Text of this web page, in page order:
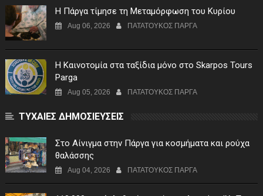
Η Πάργα τίμησε τη Μεταμόρφωση του Κυρίου
Aug 06, 2026 ΠΑΤΑΤΟΥΚΟΣ ΠΑΡΓΑ
Η Καινοτομία στα ταξίδια μόνο στο Skarpos Tours
Parga
Aug 05, 2026 ΠΑΤΑΤΟΥΚΟΣ ΠΑΡΓΑ
ΤΥΧΑΙΕΣ ΔΗΜΟΣΙΕΥΣΕΙΣ
Στο Αίνιγμα στην Πάργα για κοσμήματα και ρούχα
θαλάσσης
Aug 04, 2026 ΠΑΤΑΤΟΥΚΟΣ ΠΑΡΓΑ